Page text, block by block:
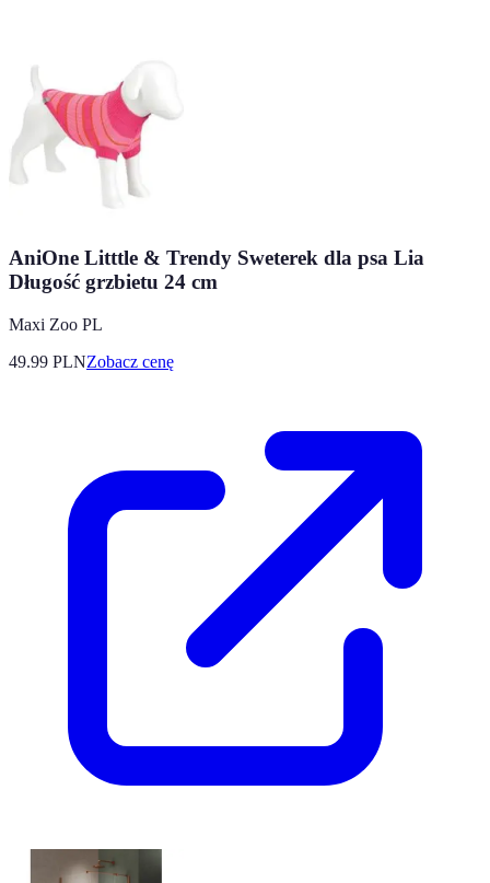
AniOne Litttle & Trendy Sweterek dla psa Lia
Długość grzbietu 24 cm
Maxi Zoo PL
49.99 PLNZobacz cenę